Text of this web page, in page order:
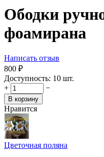
Ободки
фоамирана
Написать отзыв
‍800‍ ₽
Доступность: 10 шт.
+
−
В корзину
Нравится
Цветочная поляна